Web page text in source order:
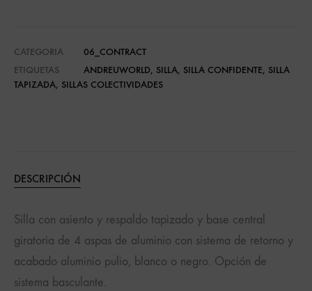
CATEGORIA
06_CONTRACT
ETIQUETAS
ANDREUWORLD, SILLA, SILLA CONFIDENTE, SILLA
TAPIZADA, SILLAS COLECTIVIDADES
DESCRIPCIÓN
Silla con asiento y respaldo tapizado y base central
giratoria de 4 aspas de aluminio con sistema de retorno y
acabado aluminio pulio, blanco o negro. Opción de
sistema basculante.